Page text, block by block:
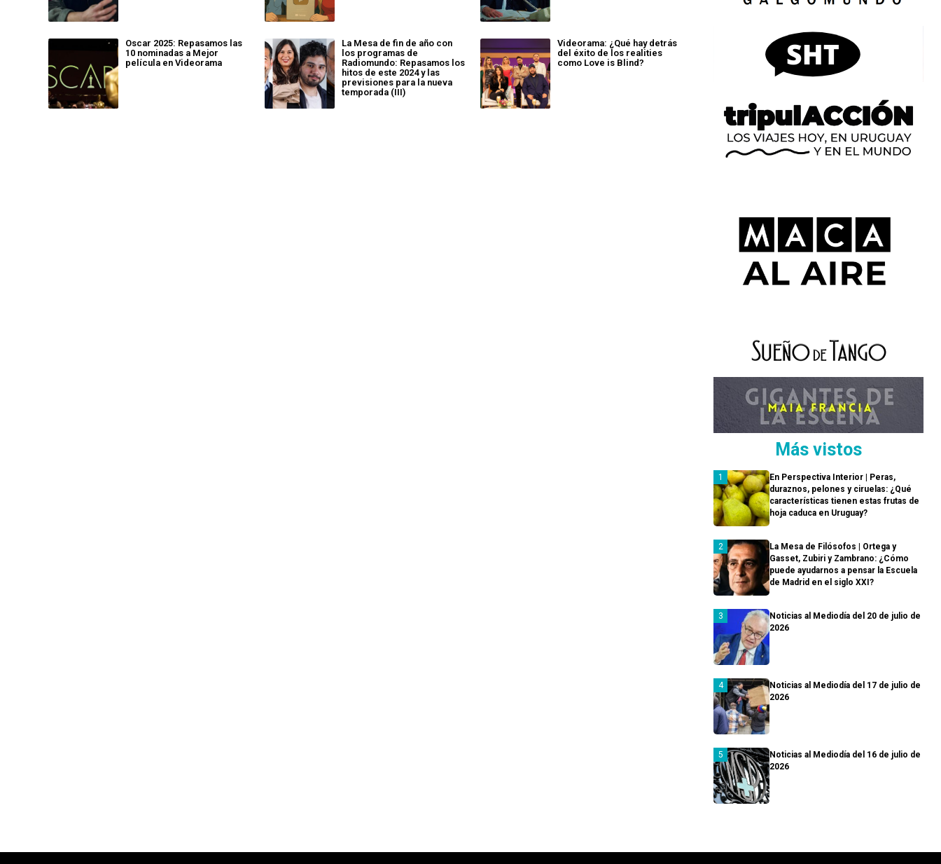
Oscar 2025: Repasamos las
10 nominadas a Mejor
película en Videorama
La Mesa de fin de año con
los programas de
Radiomundo: Repasamos los
hitos de este 2024 y las
previsiones para la nueva
temporada (III)
Videorama: ¿Qué hay detrás
del éxito de los realities
como Love is Blind?
Más vistos
En Perspectiva Interior | Peras,
duraznos, pelones y ciruelas: ¿Qué
características tienen estas frutas de
hoja caduca en Uruguay?
La Mesa de Filósofos | Ortega y
Gasset, Zubiri y Zambrano: ¿Cómo
puede ayudarnos a pensar la Escuela
de Madrid en el siglo XXI?
Noticias al Mediodía del 20 de julio de
2026
Noticias al Mediodía del 17 de julio de
2026
Noticias al Mediodía del 16 de julio de
2026